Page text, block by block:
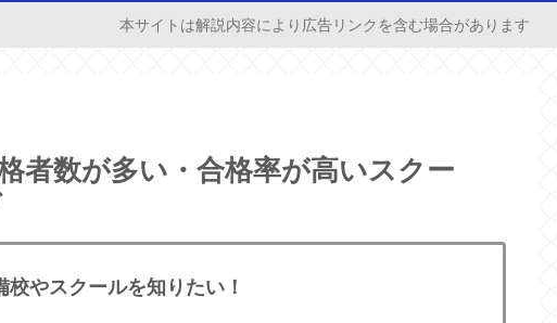
本サイトは解説内容により広告リンクを含む場合があります
者数が多い・合格率が高いスクー
校やスクールを知りたい！